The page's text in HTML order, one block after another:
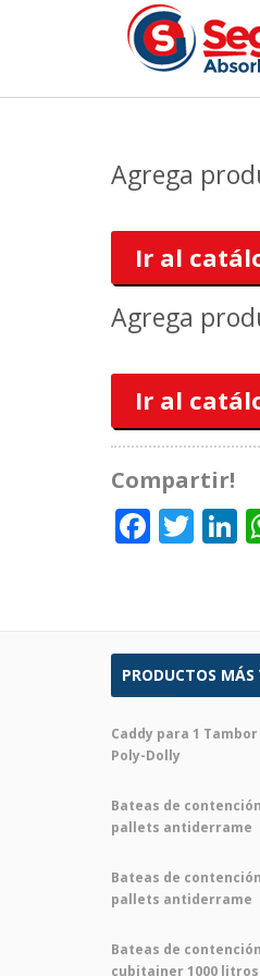
Agrega
Ir al
Agrega
Ir al
Compartir!
PRODUCTOS MÁS
Caddy para 1
Poly-Dolly
Bateas de
pallets antiderrame
Bateas de
pallets antiderrame
Bateas de
cubitainer 1000 litros